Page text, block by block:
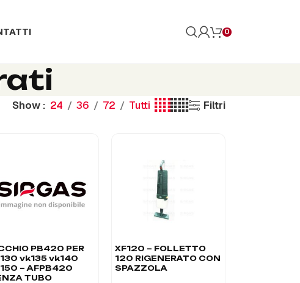
0
Show 24 36 72 Tutti Filtri
PB420 PER
vk135 vk140
– AFPB420
TUBO
XF120 – FOLLETTO
120 RIGENERATO CON
SPAZZOLA